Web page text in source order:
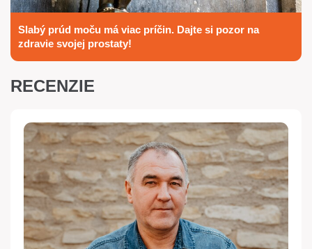
Slabý prúd moču má viac príčin. Dajte si pozor na
zdravie svojej prostaty!
RECENZIE